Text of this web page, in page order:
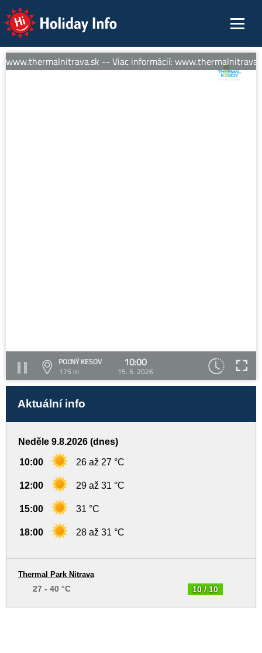
Holiday Info
-- Viac informácií:
POĽNÝ KESOV
175 m
10:00
15. 5. 2026
Aktuální info
Neděle 9.8.2026 (dnes)
10:00 26 až 27 °C
12:00 29 až 31 °C
15:00 31 °C
18:00 28 až 31 °C
10 / 10
Thermal Park Nitrava
27 - 40 °C